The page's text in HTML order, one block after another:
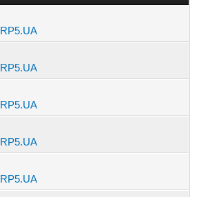
RP5.UA
RP5.UA
RP5.UA
RP5.UA
RP5.UA